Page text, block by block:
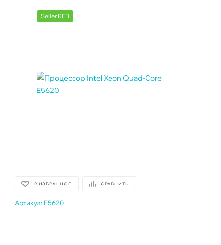
Seller RFB
В ИЗБРАННОЕ СРАВНИТЬ
Артикул: E5620